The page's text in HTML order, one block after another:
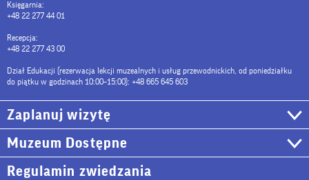
Księgarnia:
+48 22 277 44 01
Recepcja:
+48 22 277 43 00
Dział Edukacji (rezerwacja lekcji muzealnych i usług przewodnickich, od poniedziałku
do piątku w godzinach 10:00–15:00): +48 665 645 603
Zaplanuj wizytę
Muzeum Dostępne
Regulamin zwiedzania